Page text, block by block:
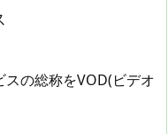
の総称をVOD(ビデオ